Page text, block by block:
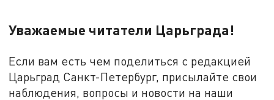
Уважаемые читатели Царьграда!
Если вам есть чем поделиться с редакцией
Царьград Санкт-Петербург, присылайте свои
наблюдения, вопросы и новости на наши